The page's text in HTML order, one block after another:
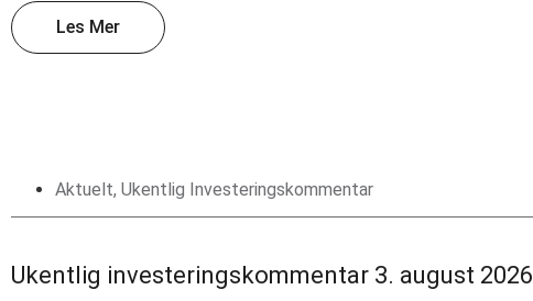
Les Mer
Aktuelt, Ukentlig Investeringskommentar
Ukentlig investeringskommentar 3. august 2026